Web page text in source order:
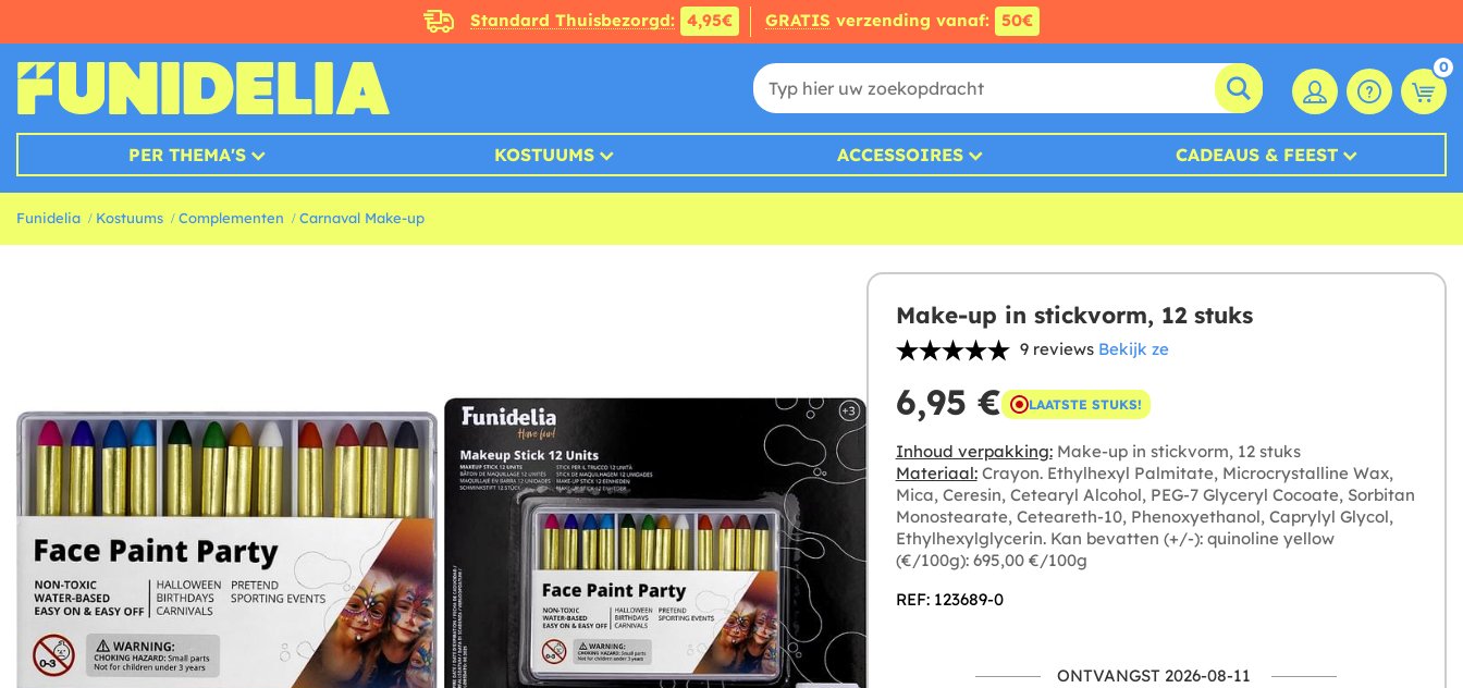
Standard Thuisbezorgd: 4,95€ GRATIS verzending vanaf: 50€
0
PER THEMA'S KOSTUUMS ACCESSOIRES CADEAUS & FEEST
Funidelia Kostuums Complementen Carnaval Make-up
Make-up in stickvorm, 12 stuks
9 reviews Bekijk ze
6,95 € LAATSTE STUKS!
Inhoud verpakking:Make-up in stickvorm, 12 stuks
Materiaal:Crayon. Ethylhexyl Palmitate, Microcrystalline Wax,
Mica, Ceresin, Cetearyl Alcohol, PEG-7 Glyceryl Cocoate, Sorbitan
Monostearate, Ceteareth-10, Phenoxyethanol, Caprylyl Glycol,
Ethylhexylglycerin. Kan bevatten (+/-): quinoline yellow
(€/100g): 695,00 €/100g
REF: 123689-0
ONTVANGST 2026-08-11